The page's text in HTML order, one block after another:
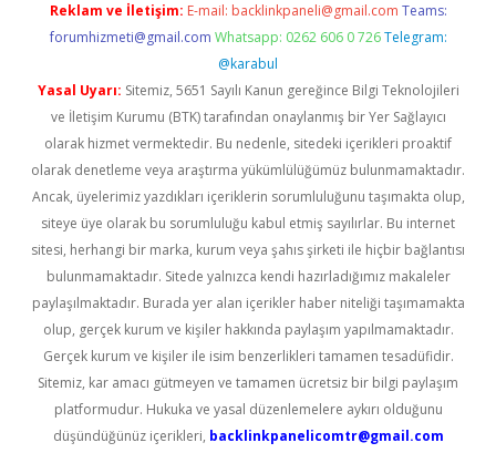
Reklam ve İletişim: E-mail: backlinkpaneli@gmail.com Teams:
forumhizmeti@gmail.com Whatsapp: 0262 606 0 726 Telegram:
@karabul
Yasal Uyarı: Sitemiz, 5651 Sayılı Kanun gereğince Bilgi Teknolojileri
ve İletişim Kurumu (BTK) tarafından onaylanmış bir Yer Sağlayıcı
olarak hizmet vermektedir. Bu nedenle, sitedeki içerikleri proaktif
olarak denetleme veya araştırma yükümlülüğümüz bulunmamaktadır.
Ancak, üyelerimiz yazdıkları içeriklerin sorumluluğunu taşımakta olup,
siteye üye olarak bu sorumluluğu kabul etmiş sayılırlar. Bu internet
sitesi, herhangi bir marka, kurum veya şahıs şirketi ile hiçbir bağlantısı
bulunmamaktadır. Sitede yalnızca kendi hazırladığımız makaleler
paylaşılmaktadır. Burada yer alan içerikler haber niteliği taşımamakta
olup, gerçek kurum ve kişiler hakkında paylaşım yapılmamaktadır.
Gerçek kurum ve kişiler ile isim benzerlikleri tamamen tesadüfidir.
Sitemiz, kar amacı gütmeyen ve tamamen ücretsiz bir bilgi paylaşım
platformudur. Hukuka ve yasal düzenlemelere aykırı olduğunu
düşündüğünüz içerikleri, backlinkpanelicomtr@gmail.com